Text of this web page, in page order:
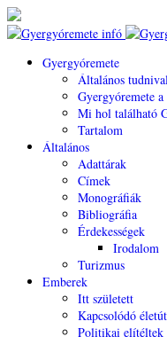
Gyergyóremete
Általános
Gyergyóremete a
Mi hol található
Tartalom
Általános
Adattárak
Címek
Monográfiák
Bibliográfia
Érdekességek
Irodalom
Turizmus
Emberek
Itt született
Kapcsolódó
Politikai elítéltek